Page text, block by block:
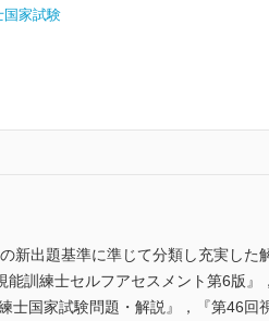
国家試験
新出題基準に準じて分類し充実した
訓練士セルフアセスメント第6版
士国家試験問題・解説』，『第46回